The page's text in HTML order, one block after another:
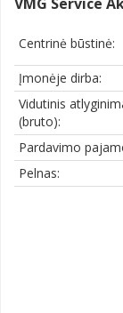
Centrinė būstinė:
Įmonėje dirba:
Vidutinis
(bruto):
Pardavimo
Pelnas: